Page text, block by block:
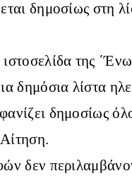
δημοσίως στη
της
δημόσια λίστα
δημοσίως
δεν